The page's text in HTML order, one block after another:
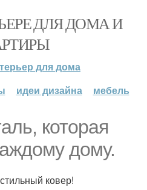
ДЛЯ ДОМА И
для дома
идеи дизайна мебель
которая
дому.
ковер!